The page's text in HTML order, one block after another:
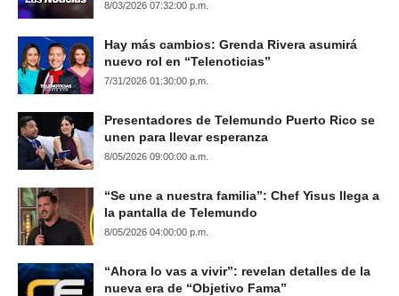
8/03/2026 07:32:00 p.m.
Hay más cambios: Grenda Rivera asumirá
nuevo rol en “Telenoticias”
7/31/2026 01:30:00 p.m.
Presentadores de Telemundo Puerto Rico se
unen para llevar esperanza
8/05/2026 09:00:00 a.m.
“Se une a nuestra familia”: Chef Yisus llega a
la pantalla de Telemundo
8/05/2026 04:00:00 p.m.
“Ahora lo vas a vivir”: revelan detalles de la
nueva era de “Objetivo Fama”